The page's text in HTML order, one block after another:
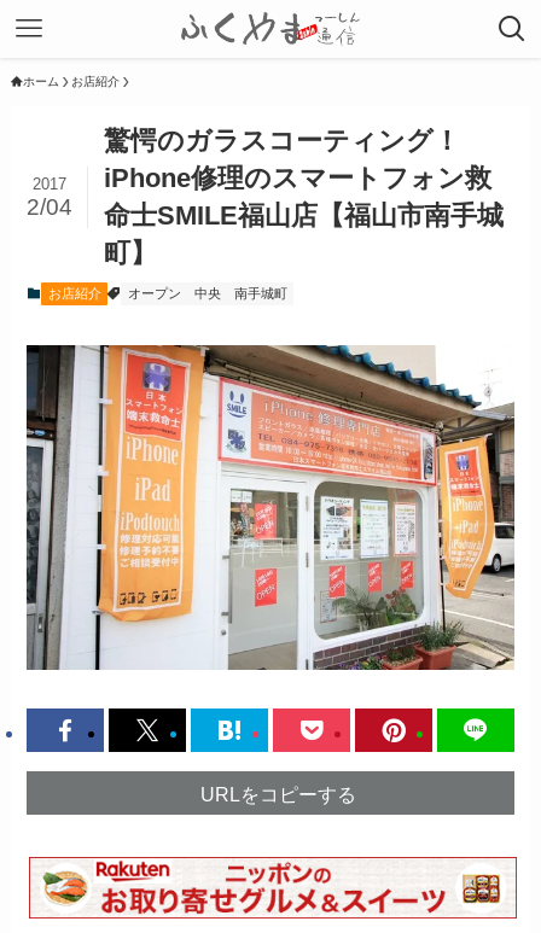
ホーム お店紹介
驚愕のガラスコーティング！
iPhone修理のスマートフォン救
命士SMILE福山店【福山市南手城
町】
2017
2/04
お店紹介 オープン 中央 南手城町
URLをコピーする